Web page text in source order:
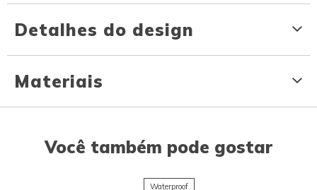
Detalhes do design
Materiais
Você também pode gostar
Waterproof